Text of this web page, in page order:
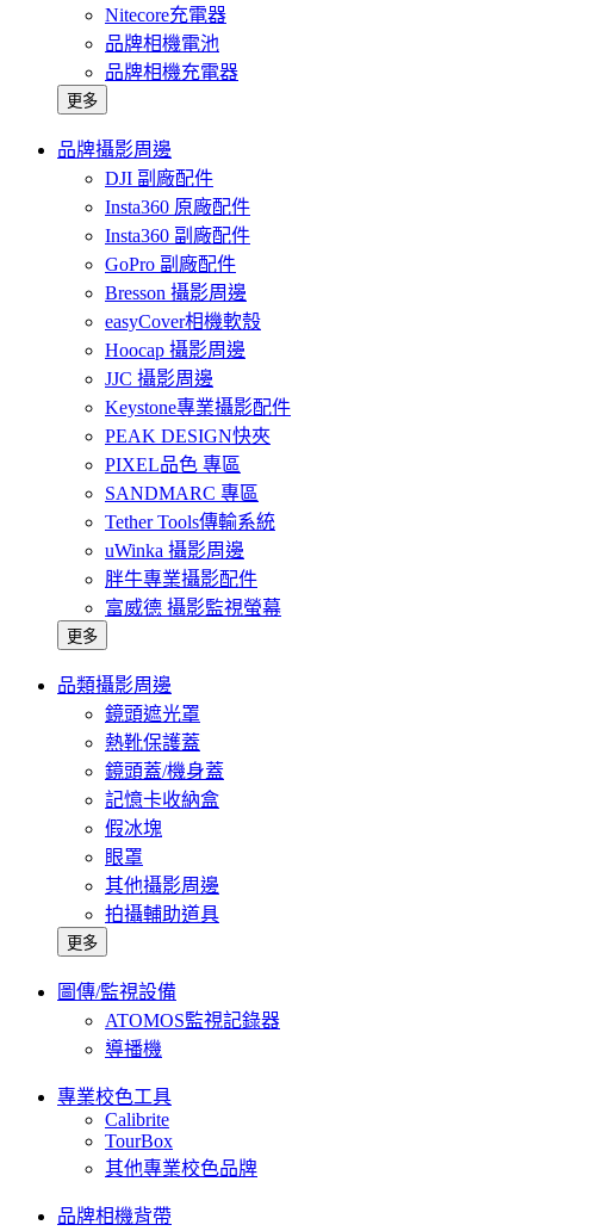
Nitecore充電器
品牌相機電池
品牌相機充電器
更多
品牌攝影周邊
DJI 副廠配件
Insta360 原廠配件
Insta360 副廠配件
GoPro 副廠配件
Bresson 攝影周邊
easyCover相機軟殼
Hoocap 攝影周邊
JJC 攝影周邊
Keystone專業攝影配件
PEAK DESIGN快夾
PIXEL品色 專區
SANDMARC 專區
Tether Tools傳輸系統
uWinka 攝影周邊
胖牛專業攝影配件
富威德 攝影監視螢幕
更多
品類攝影周邊
鏡頭遮光罩
熱靴保護蓋
鏡頭蓋/機身蓋
記憶卡收納盒
假冰塊
眼罩
其他攝影周邊
拍攝輔助道具
更多
圖傳/監視設備
ATOMOS監視記錄器
導播機
專業校色工具
Calibrite
TourBox
其他專業校色品牌
品牌相機背帶